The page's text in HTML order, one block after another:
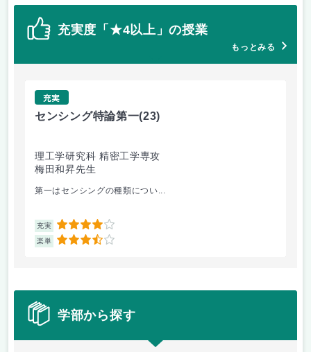
充実度「★4以上」の授業
もっとみる
充実
センシング特論第一(23)
理工学研究科 精密工学専攻
梅田和昇先生
第一はセンシングの種類につい...
充実 4
楽単 3.5
学部から探す